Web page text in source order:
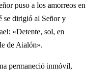
puso a los amorreos en
se dirigió al Señor y
«Detente, sol, en
de Aialón».
permaneció inmóvil,